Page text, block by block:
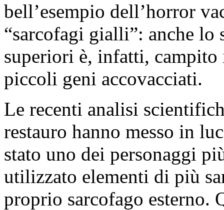
bell’esempio dell’horror
“sarcofagi gialli”: anche
superiori è, infatti, campito
piccoli geni accovacciati.
Le recenti analisi
restauro hanno messo in
stato uno dei personaggi
utilizzato elementi di più
proprio sarcofago esterno.